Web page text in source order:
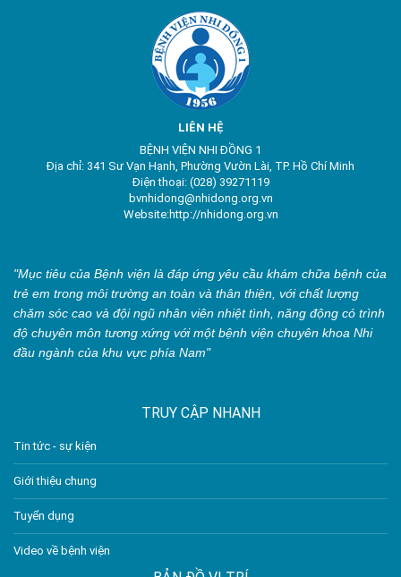
LIÊN HỆ
BỆNH VIỆN NHI ĐỒNG 1
Địa chỉ: 341 Sư Vạn Hạnh, Phường Vườn Lài, TP. Hồ Chí Minh
Điện thoại: (028) 39271119
bvnhidong@nhidong.org.vn
Website:http://nhidong.org.vn
"Mục tiêu của Bệnh viện là đáp ứng yêu cầu khám chữa bệnh của
trẻ em trong môi trường an toàn và thân thiện, với chất lượng
chăm sóc cao và đội ngũ nhân viên nhiệt tình, năng động có trình
độ chuyên môn tương xứng với một bệnh viện chuyên khoa Nhi
đầu ngành của khu vực phía Nam"
TRUY CẬP NHANH
Tin tức - sự kiện
Giới thiệu chung
Tuyển dụng
Video về bệnh viện